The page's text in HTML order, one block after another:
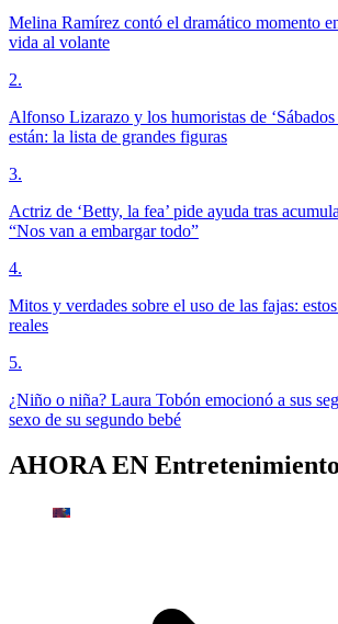
Melina Ramírez contó el dramático momento
vida al volante
2.
Alfonso Lizarazo y los humoristas de ‘Sábados
están: la lista de grandes figuras
3.
Actriz de ‘Betty, la fea’ pide ayuda tras
“Nos van a embargar todo”
4.
Mitos y verdades sobre el uso de las fajas:
reales
5.
¿Niño o niña? Laura Tobón emocionó a sus
sexo de su segundo bebé
AHORA EN Entretenimiento